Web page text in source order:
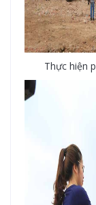
Thực hiện